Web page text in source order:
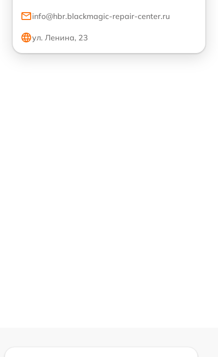
info@hbr.blackmagic-repair-center.ru
ул. Ленина, 23